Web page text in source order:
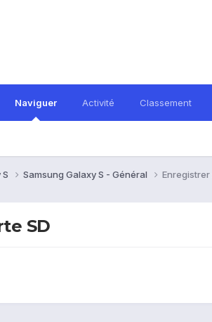
Naviguer Activité Classement
Samsung Galaxy S - Général
SD